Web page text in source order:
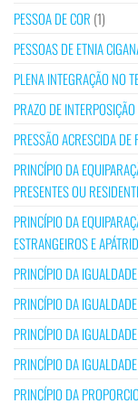
PESSOA DE COR (1)
PESSOAS DE ETNIA
PLENA INTEGRAÇÃO NO
PRAZO DE
PRESSÃO ACRESCIDA
PRINCÍPIO DA
PRESENTES OU
PRINCÍPIO DA
ESTRANGEIROS E
PRINCÍPIO DA IGUALDADE
PRINCÍPIO DA
PRINCÍPIO DA
PRINCÍPIO DA
PRINCÍPIO DA